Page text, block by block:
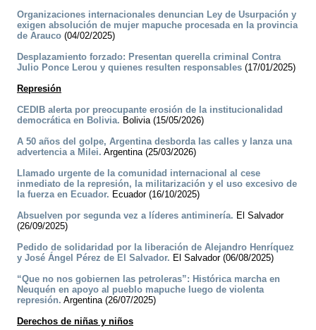
Organizaciones internacionales denuncian Ley de Usurpación y
exigen absolución de mujer mapuche procesada en la provincia
de Arauco (04/02/2025)
Desplazamiento forzado: Presentan querella criminal Contra
Julio Ponce Lerou y quienes resulten responsables (17/01/2025)
Represión
CEDIB alerta por preocupante erosión de la institucionalidad
democrática en Bolivia. Bolivia (15/05/2026)
A 50 años del golpe, Argentina desborda las calles y lanza una
advertencia a Milei. Argentina (25/03/2026)
Llamado urgente de la comunidad internacional al cese
inmediato de la represión, la militarización y el uso excesivo de
la fuerza en Ecuador. Ecuador (16/10/2025)
Absuelven por segunda vez a líderes antiminería. El Salvador
(26/09/2025)
Pedido de solidaridad por la liberación de Alejandro Henríquez
y José Ángel Pérez de El Salvador. El Salvador (06/08/2025)
“Que no nos gobiernen las petroleras”: Histórica marcha en
Neuquén en apoyo al pueblo mapuche luego de violenta
represión. Argentina (26/07/2025)
Derechos de niñas y niños